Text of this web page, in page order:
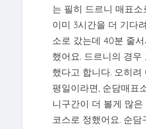
는 필히 드르니 매표
이미 3시간을 더 기다
소로 갔는데 40분 줄
했어요. 드르니의 경
했다고 합니다. 오히
평일이라면, 순담매표
니구간이 더 볼게 많
코스로 정했어요. 순